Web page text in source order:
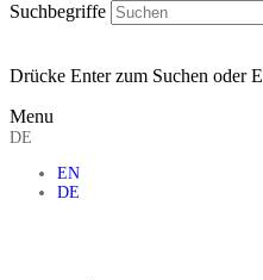
Suchbegriffe
Drücke Enter zum Suchen oder
Menu
DE
EN
DE